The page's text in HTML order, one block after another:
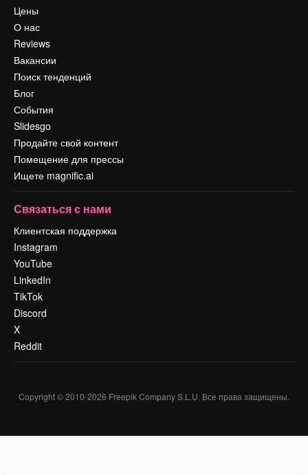
Цены
О нас
Reviews
Вакансии
Поиск тенденций
Блог
События
Slidesgo
Продайте свой контент
Помещение для прессы
Ищете magnific.ai
Связаться с нами
Клиентская поддержка
Instagram
YouTube
LinkedIn
TikTok
Discord
X
Reddit
Copyright © 2010-2026 Freepik Company S.L.U. Все права защищены.